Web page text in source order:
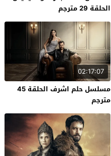
الحلقة 29 مترجم
02:17:07
مسلسل حلم اشرف الحلقة 45
مترجم